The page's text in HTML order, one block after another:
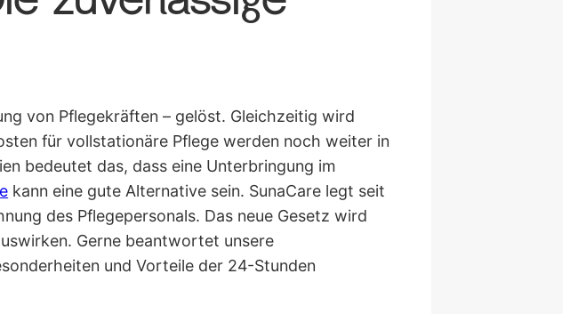
von Pflegekräften – gelöst. Gleichzeitig wird
für vollstationäre Pflege werden noch weiter in
bedeutet das, dass eine Unterbringung im
kann eine gute Alternative sein. SunaCare legt seit
des Pflegepersonals. Das neue Gesetz wird
Gerne beantwortet unsere
und Vorteile der 24-Stunden